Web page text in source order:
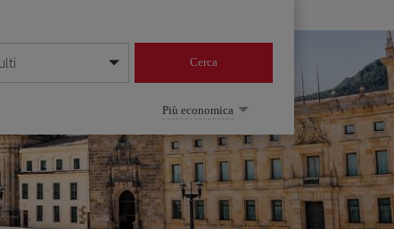
mese/anno
Cerca
Più economica